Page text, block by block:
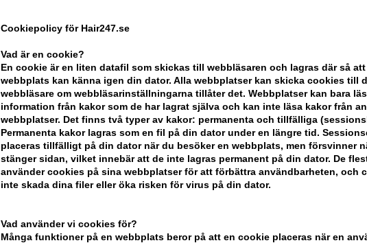
Cookiepolicy för Hair247.se
Vad är en cookie?
En cookie är en liten datafil som skickas till webbläsaren och lagras där så att
webbplats kan känna igen din dator. Alla webbplatser kan skicka cookies till
webbläsare om webbläsarinställningarna tillåter det. Webbplatser kan bara
information från kakor som de har lagrat själva och kan inte läsa kakor från
webbplatser. Det finns två typer av kakor: permanenta och tillfälliga
Permanenta kakor lagras som en fil på din dator under en längre tid.
placeras tillfälligt på din dator när du besöker en webbplats, men försvinner
stänger sidan, vilket innebär att de inte lagras permanent på din dator. De
använder cookies på sina webbplatser för att förbättra användbarheten, och
inte skada dina filer eller öka risken för virus på din dator.
Vad använder vi cookies för?
Många funktioner på en webbplats beror på att en cookie placeras när en
- +
I lager- Leveranstid: 2-3
Du tjänar 12 Bonuskronor på köp av